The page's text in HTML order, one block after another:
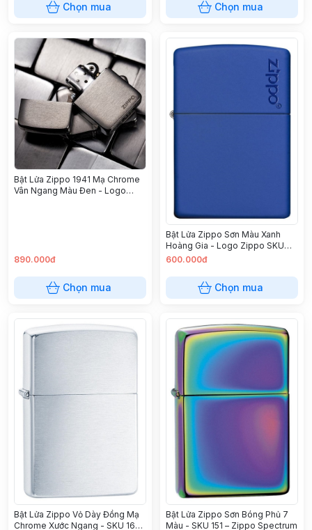
Chọn mua Chọn mua
Bật Lửa Zippo 1941 Mạ Chrome
Vân Ngang Màu Đen - Logo
890.000đ
Chọn mua
Bật Lửa Zippo Sơn Màu Xanh
Hoàng Gia - Logo Zippo SKU
229ZL – Zippo Royal Blue Matte
600.000đ
Chọn mua
Bật Lửa Zippo Vỏ Dày Đồng Mạ
Chrome Xước Ngang - SKU 162 –
Bật Lửa Zippo Sơn Bóng Phủ 7
Màu - SKU 151 – Zippo Spectrum